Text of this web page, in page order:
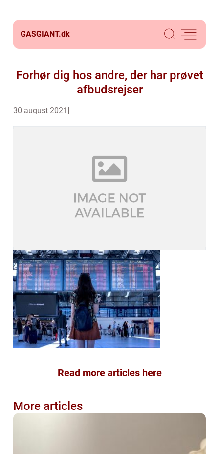
GASGIANT.dk
Forhør dig hos andre, der har prøvet
afbudsrejser
30 august 2021
Read more articles here
More articles